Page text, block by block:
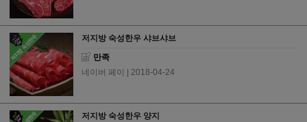
저지방 숙성한우 샤브샤브
만족
네이버 페이 | 2018-04-24
저지방 숙성한우 양지